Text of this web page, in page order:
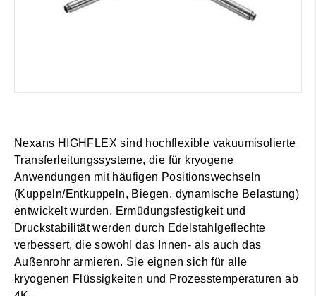
Nexans HIGHFLEX sind hochflexible vakuumisolierte
Transferleitungssysteme, die für kryogene
Anwendungen mit häufigen Positionswechseln
(Kuppeln/Entkuppeln, Biegen, dynamische Belastung)
entwickelt wurden. Ermüdungsfestigkeit und
Druckstabilität werden durch Edelstahlgeflechte
verbessert, die sowohl das Innen- als auch das
Außenrohr armieren. Sie eignen sich für alle
kryogenen Flüssigkeiten und Prozesstemperaturen ab